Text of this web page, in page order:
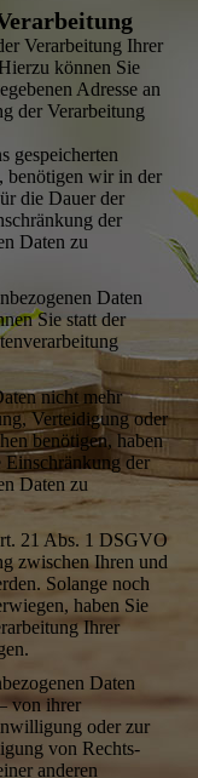
Verarbeitung Ihrer
können Sie
Adresse an
der Verarbeitung
gespeicherten
benötigen wir in der
die Dauer der
der
Daten zu
Daten
Sie statt der
nicht mehr
Verteidigung oder
benötigen, haben
Einschränkung der
Daten zu
21 Abs. 1 DSGVO
zwischen Ihren und
Solange noch
haben Sie
Ihrer
Daten
von ihrer
oder zur
von Rechts­
anderen